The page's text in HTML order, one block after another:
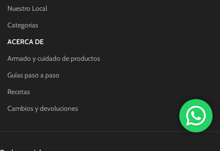
Nuestro Local
Categorias
ACERCA DE
Armado y cuidado de productos
Guías paso a paso
Recetas
Cambios y devoluciones